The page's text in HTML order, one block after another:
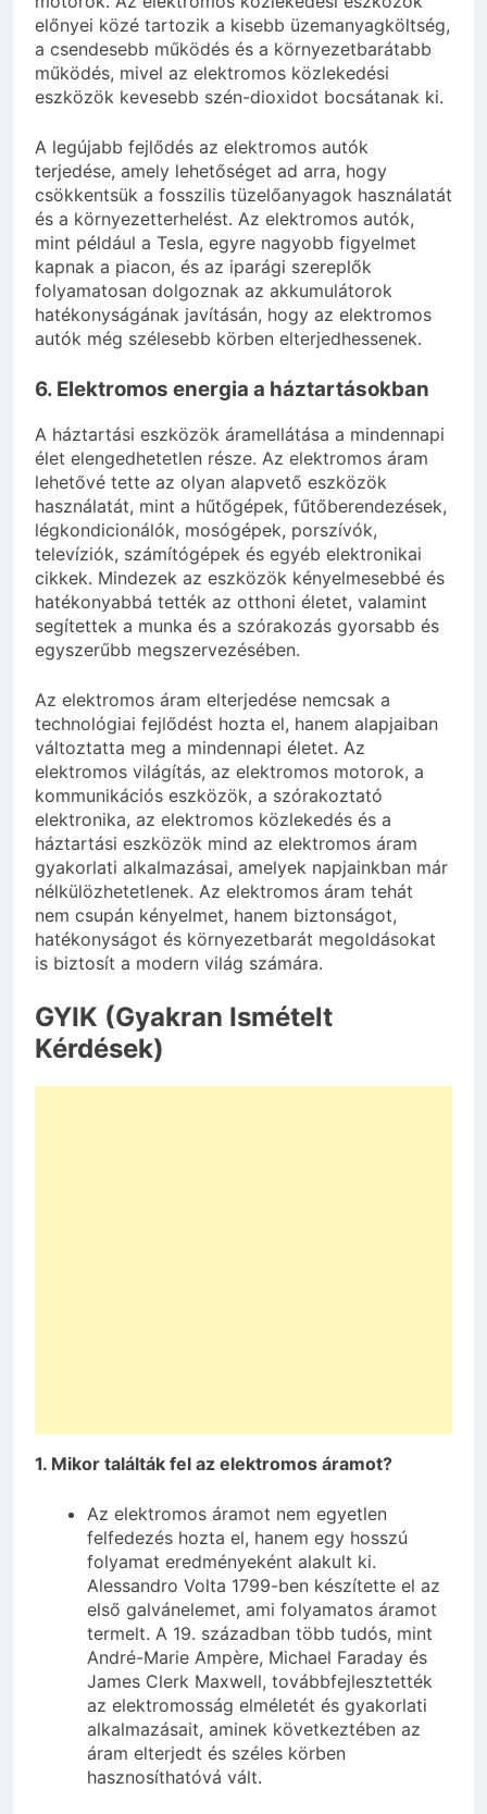
előnyei közé tartozik a kisebb üzemanyagköltség,
a csendesebb működés és a környezetbarátabb
működés, mivel az elektromos közlekedési
eszközök kevesebb szén-dioxidot bocsátanak ki.
A legújabb fejlődés az elektromos autók
terjedése, amely lehetőséget ad arra, hogy
csökkentsük a fosszilis tüzelőanyagok használatát
és a környezetterhelést. Az elektromos autók,
mint például a Tesla, egyre nagyobb figyelmet
kapnak a piacon, és az iparági szereplők
folyamatosan dolgoznak az akkumulátorok
hatékonyságának javításán, hogy az elektromos
autók még szélesebb körben elterjedhessenek.
6. Elektromos energia a háztartásokban
A háztartási eszközök áramellátása a mindennapi
élet elengedhetetlen része. Az elektromos áram
lehetővé tette az olyan alapvető eszközök
használatát, mint a hűtőgépek, fűtőberendezések,
légkondicionálók, mosógépek, porszívók,
televíziók, számítógépek és egyéb elektronikai
cikkek. Mindezek az eszközök kényelmesebbé és
hatékonyabbá tették az otthoni életet, valamint
segítettek a munka és a szórakozás gyorsabb és
egyszerűbb megszervezésében.
Az elektromos áram elterjedése nemcsak a
technológiai fejlődést hozta el, hanem alapjaiban
változtatta meg a mindennapi életet. Az
elektromos világítás, az elektromos motorok, a
kommunikációs eszközök, a szórakoztató
elektronika, az elektromos közlekedés és a
háztartási eszközök mind az elektromos áram
gyakorlati alkalmazásai, amelyek napjainkban már
nélkülözhetetlenek. Az elektromos áram tehát
nem csupán kényelmet, hanem biztonságot,
hatékonyságot és környezetbarát megoldásokat
is biztosít a modern világ számára.
GYIK (Gyakran Ismételt
Kérdések)
1. Mikor találták fel az elektromos áramot?
Az elektromos áramot nem egyetlen
felfedezés hozta el, hanem egy hosszú
folyamat eredményeként alakult ki.
Alessandro Volta 1799-ben készítette el az
első galvánelemet, ami folyamatos áramot
termelt. A 19. században több tudós, mint
André-Marie Ampère, Michael Faraday és
James Clerk Maxwell, továbbfejlesztették
az elektromosság elméletét és gyakorlati
alkalmazásait, aminek következtében az
áram elterjedt és széles körben
hasznosíthatóvá vált.